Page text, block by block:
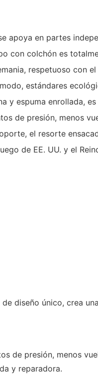
apoya en partes
con colchón es
respetuoso con
estándares
espuma enrollada,
de presión, menos
el resorte
de EE. UU. y el
diseño único, crea una
de presión, menos
y reparadora.